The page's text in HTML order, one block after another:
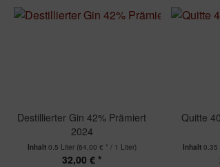
Destillierter Gin 42% Prämiert
2024
Inhalt 0.5 Liter (64,00 € * / 1 Liter)
32,00 € *
Quitte
Inhalt 0.35